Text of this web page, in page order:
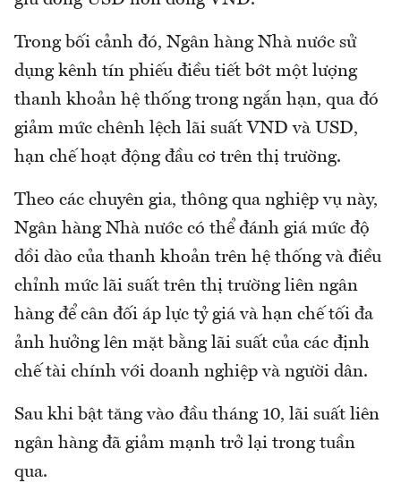
Trong bối cảnh đó, Ngân hàng Nhà nước sử
dụng kênh tín phiếu điều tiết bớt một lượng
thanh khoản hệ thống trong ngắn hạn, qua đó
giảm mức chênh lệch lãi suất VND và USD,
hạn chế hoạt động đầu cơ trên thị trường.
Theo các chuyên gia, thông qua nghiệp vụ này,
Ngân hàng Nhà nước có thể đánh giá mức độ
dồi dào của thanh khoản trên hệ thống và điều
chỉnh mức lãi suất trên thị trường liên ngân
hàng để cân đối áp lực tỷ giá và hạn chế tối đa
ảnh hưởng lên mặt bằng lãi suất của các định
chế tài chính với doanh nghiệp và người dân.
Sau khi bật tăng vào đầu tháng 10, lãi suất liên
ngân hàng đã giảm mạnh trở lại trong tuần
qua.